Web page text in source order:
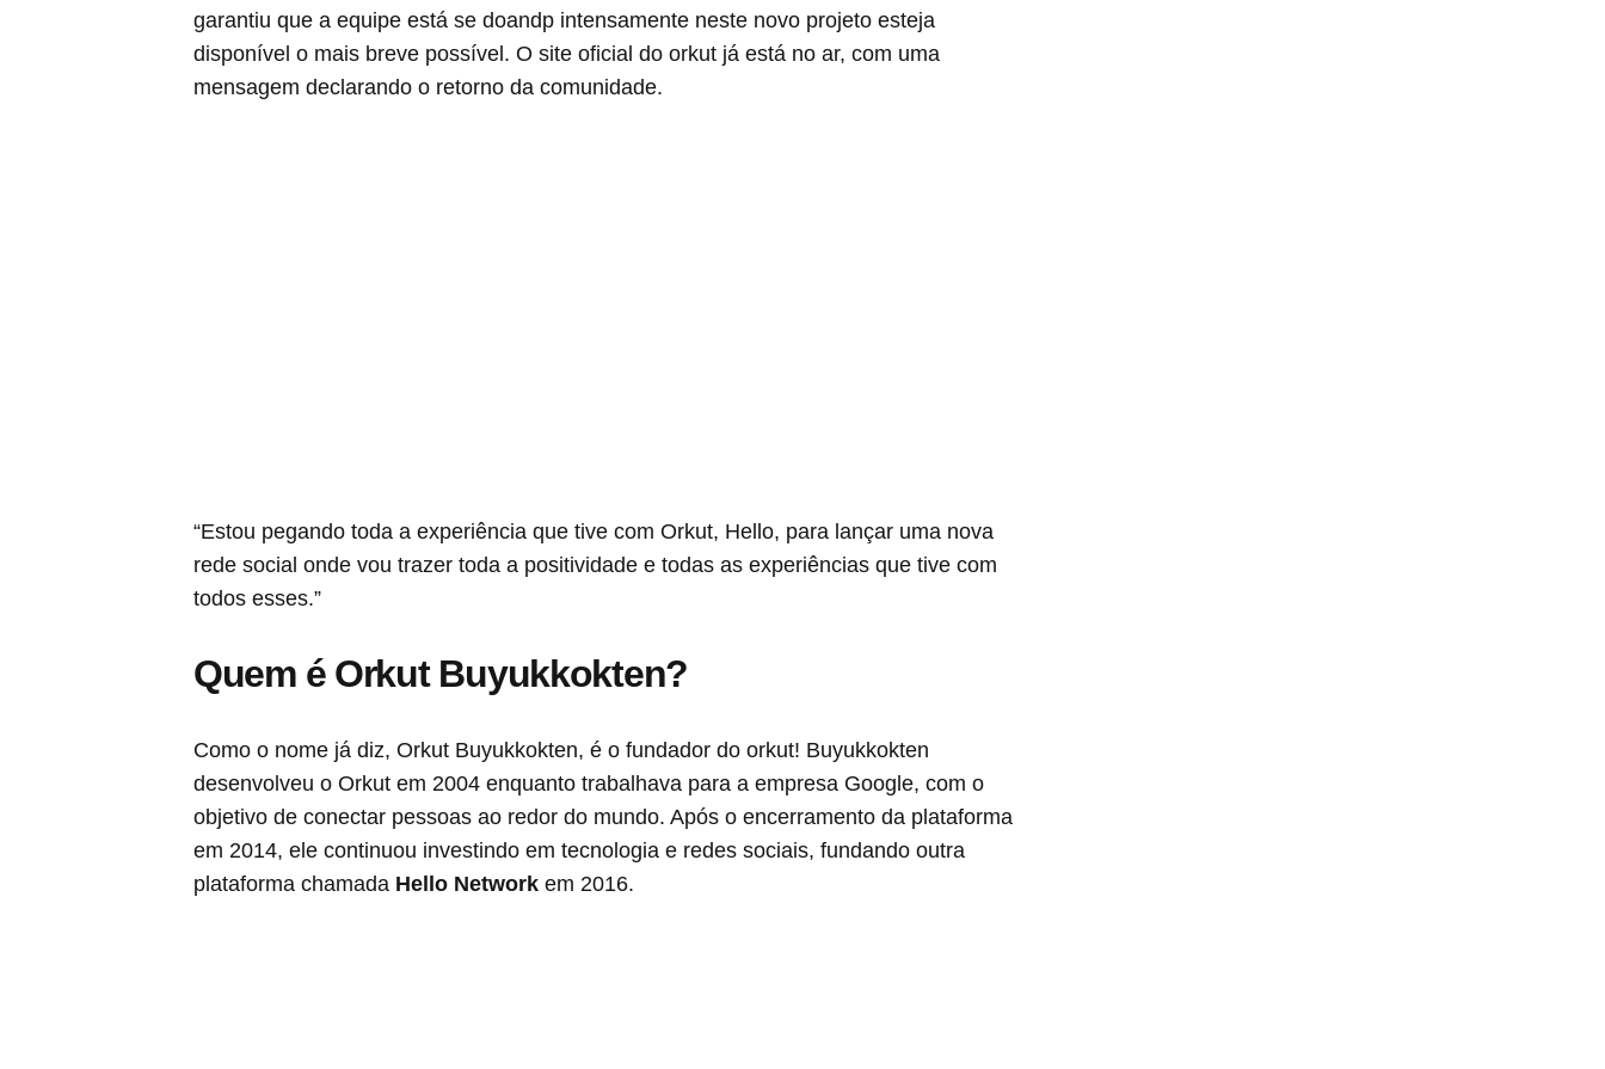
garantiu que a equipe está se doandp intensamente neste novo projeto esteja
disponível o mais breve possível. O site oficial do orkut já está no ar, com uma
mensagem declarando o retorno da comunidade.
“Estou pegando toda a experiência que tive com Orkut, Hello, para lançar uma nova
rede social onde vou trazer toda a positividade e todas as experiências que tive com
todos esses.”
Quem é Orkut Buyukkokten?
Como o nome já diz, Orkut Buyukkokten, é o fundador do orkut! Buyukkokten
desenvolveu o Orkut em 2004 enquanto trabalhava para a empresa Google, com o
objetivo de conectar pessoas ao redor do mundo. Após o encerramento da plataforma
em 2014, ele continuou investindo em tecnologia e redes sociais, fundando outra
plataforma chamada Hello Network em 2016.